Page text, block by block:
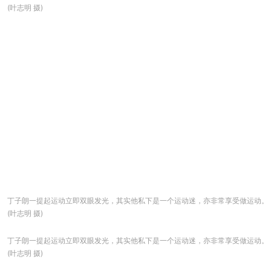
(叶志明 摄)
丁子朗一提起运动立即双眼发光，其实他私下是一个运动迷，亦非常享受做运动。
(叶志明 摄)
丁子朗一提起运动立即双眼发光，其实他私下是一个运动迷，亦非常享受做运动。
(叶志明 摄)